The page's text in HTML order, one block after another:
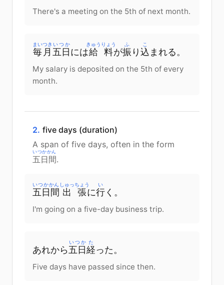
There's a meeting on the 5th of next month.
毎月
まいつき
五日
いつか
には給料
きゅうりょう
が振
ふ
り 込
こ
まれる。
My salary is deposited on the 5th of every
month.
2. five days (duration)
A span of five days, often in the form
五日間
いつかかん
.
五日間
いつかかん
出張
しゅっちょう
に行
い
く。
I'm going on a five-day business trip.
あれから 五日
いつか
経
た
った。
Five days have passed since then.